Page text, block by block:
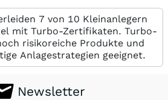
7 von 10 Kleinanlegern
mit Turbo-Zertifikaten. Turbo-
risikoreiche Produkte und
Anlagestrategien geeignet.
Newsletter